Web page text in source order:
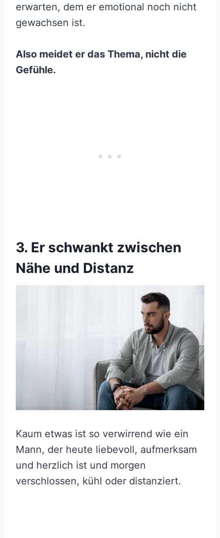
erwarten, dem er emotional noch nicht
gewachsen ist.
Also meidet er das Thema, nicht die
Gefühle.
3. Er schwankt zwischen
Nähe und Distanz
Kaum etwas ist so verwirrend wie ein
Mann, der heute liebevoll, aufmerksam
und herzlich ist und morgen
verschlossen, kühl oder distanziert.